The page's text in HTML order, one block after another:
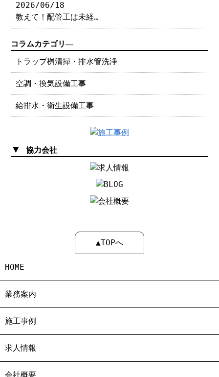
2026/06/18
教えて！配管工は未経…
コラムカテゴリ―
トラップ桝清掃・排水管洗浄
空調・換気設備工事
給排水・衛生設備工事
▼ 協力会社
▲TOPへ
HOME
業務案内
施工事例
求人情報
会社概要